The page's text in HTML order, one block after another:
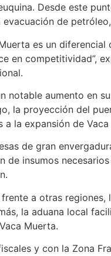
Desde este
de
es un
en competitividad”,
notable aumento en
la proyección del
la expansión de Vaca
de gran
insumos
a otras
la aduana local
Muerta.
y con la Zona